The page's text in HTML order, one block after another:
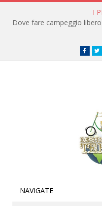
I
NAVIGATE